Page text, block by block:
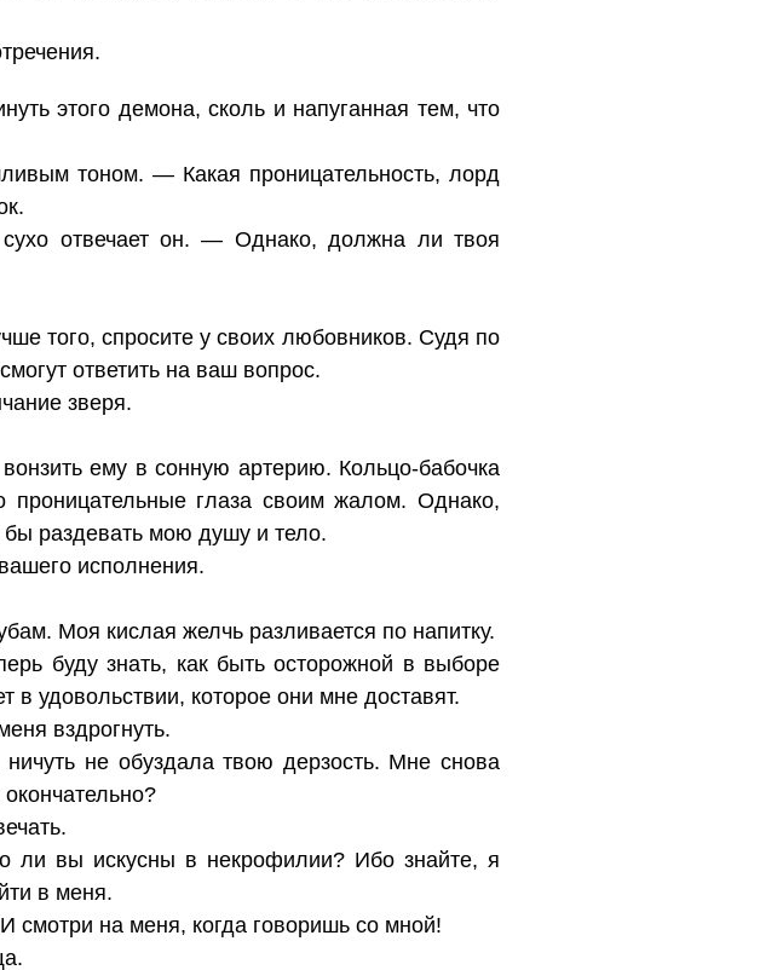
этого демона, сколь и напуганная тем, что
тоном. — Какая проницательность, лорд
отвечает он. — Однако, должна ли твоя
того, спросите у своих любовников. Судя по
ответить на ваш вопрос.
зверя.
ему в сонную артерию. Кольцо-бабочка
глаза своим жалом. Однако,
раздевать мою душу и тело.
исполнения.
Моя кислая желчь разливается по напитку.
буду знать, как быть осторожной в выборе
в удовольствии, которое они мне доставят.
вздрогнуть.
не обуздала твою дерзость. Мне снова
вы искусны в некрофилии? Ибо знайте, я
в меня.
на меня, когда говоришь со мной!